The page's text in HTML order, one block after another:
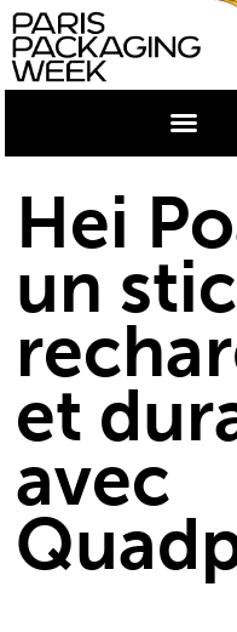
Hei
un
et
avec